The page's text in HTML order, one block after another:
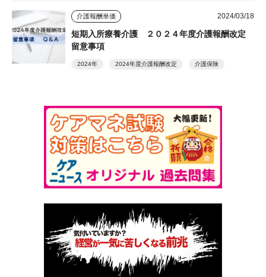
介護報酬単価 2024/03/18
短期入所療養介護 ２０２４年度介護報酬改定
留意事項
2024年 2024年度介護報酬改定 介護保険